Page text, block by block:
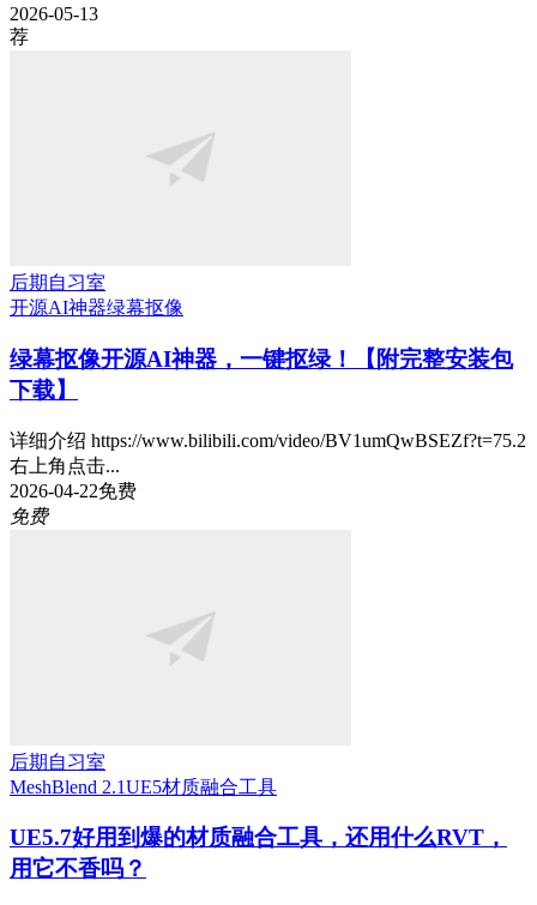
2026-05-13
荐
后期自习室
开源AI神器绿幕抠像
绿幕抠像开源AI神器，一键抠绿！【附完整安装包
下载】
详细介绍 https://www.bilibili.com/video/BV1umQwBSEZf?t=75.2
右上角点击...
2026-04-22免费
免费
后期自习室
MeshBlend 2.1UE5材质融合工具
UE5.7好用到爆的材质融合工具，还用什么RVT，
用它不香吗？